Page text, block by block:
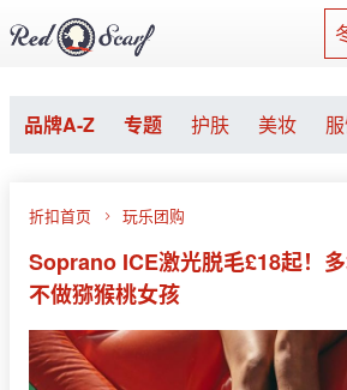
品牌A-Z 专题 护肤 美妆
折扣首页 玩乐团购
Soprano ICE激光脱毛£18起！
不做猕猴桃女孩